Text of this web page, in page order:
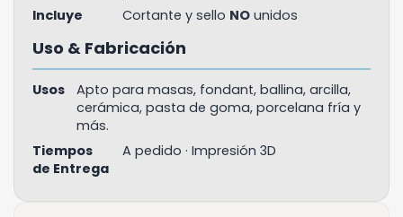
Incluye
Cortante y sello NO unidos
Uso & Fabricación
Usos
Apto para masas, fondant, ballina, arcilla,
cerámica, pasta de goma, porcelana fría y
más.
Tiempos
de Entrega
A pedido · Impresión 3D